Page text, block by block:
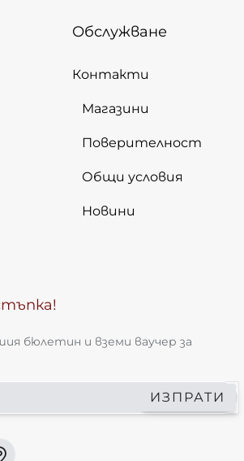
Обслужване
Контакти
Магазини
Поверителност
Общи условия
Новини
бюлетин и вземи ваучер за
ИЗПРАТИ